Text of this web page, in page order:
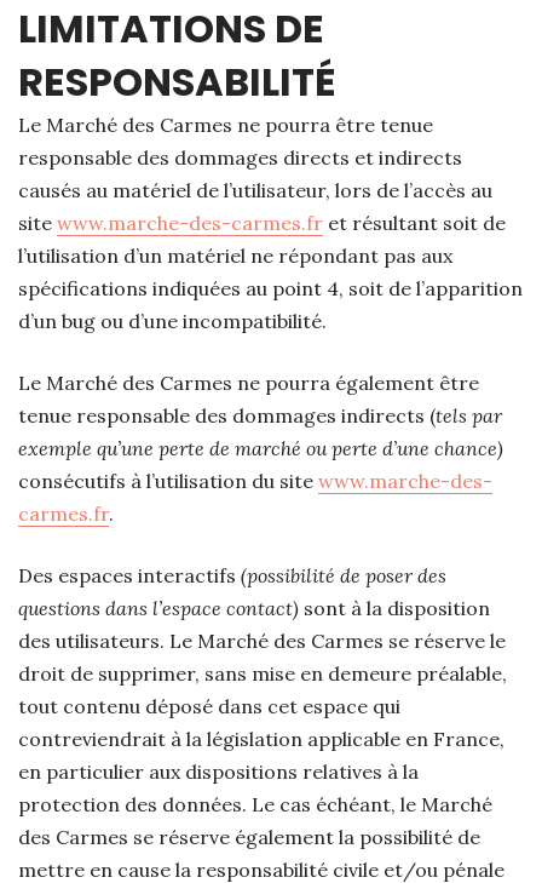
LIMITATIONS DE
RESPONSABILITÉ
Le Marché des Carmes ne pourra être tenue
responsable des dommages directs et indirects
causés au matériel de l’utilisateur, lors de l’accès au
site www.marche-des-carmes.fr et résultant soit de
l’utilisation d’un matériel ne répondant pas aux
spécifications indiquées au point 4, soit de l’apparition
d’un bug ou d’une incompatibilité.
Le Marché des Carmes ne pourra également être
tenue responsable des dommages indirects (tels par
exemple qu’une perte de marché ou perte d’une chance)
consécutifs à l’utilisation du site www.marche-des-
carmes.fr.
Des espaces interactifs (possibilité de poser des
questions dans l’espace contact) sont à la disposition
des utilisateurs. Le Marché des Carmes se réserve le
droit de supprimer, sans mise en demeure préalable,
tout contenu déposé dans cet espace qui
contreviendrait à la législation applicable en France,
en particulier aux dispositions relatives à la
protection des données. Le cas échéant, le Marché
des Carmes se réserve également la possibilité de
mettre en cause la responsabilité civile et/ou pénale